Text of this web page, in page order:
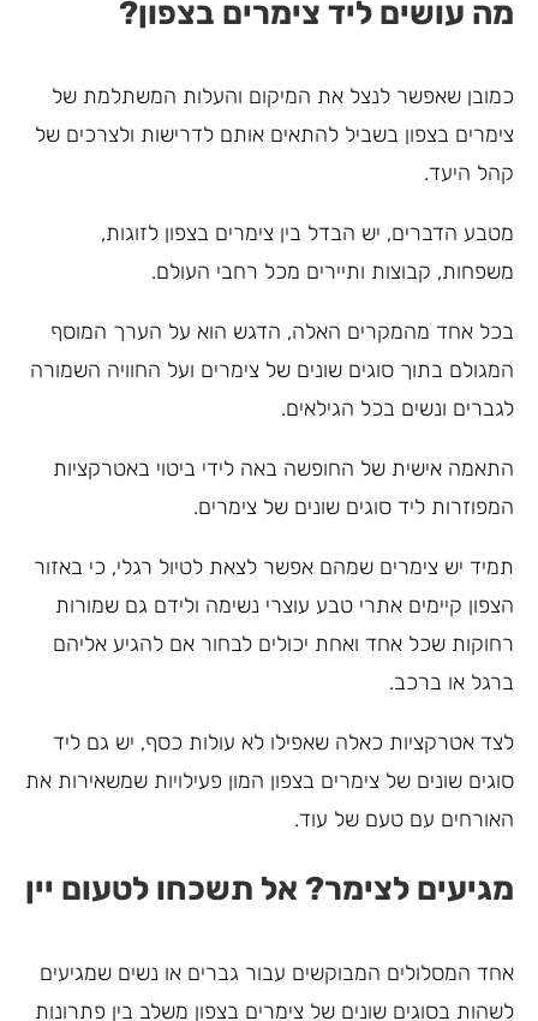
מה עושים ליד צימרים בצפון?
כמובן שאפשר לנצל את המיקום והעלות המשתלמת של
צימרים בצפון בשביל להתאים אותם לדרישות ולצרכים של
קהל היעד.
מטבע הדברים, יש הבדל בין צימרים בצפון לזוגות,
משפחות, קבוצות ותיירים מכל רחבי העולם.
בכל אחד מהמקרים האלה, הדגש הוא על הערך המוסף
המגולם בתוך סוגים שונים של צימרים ועל החוויה השמורה
לגברים ונשים בכל הגילאים.
התאמה אישית של החופשה באה לידי ביטוי באטרקציות
המפוזרות ליד סוגים שונים של צימרים.
תמיד יש צימרים שמהם אפשר לצאת לטיול רגלי, כי באזור
הצפון קיימים אתרי טבע עוצרי נשימה ולידם גם שמורות
רחוקות שכל אחד ואחת יכולים לבחור אם להגיע אליהם
ברגל או ברכב.
לצד אטרקציות כאלה שאפילו לא עולות כסף, יש גם ליד
סוגים שונים של צימרים בצפון המון פעילויות שמשאירות את
האורחים עם טעם של עוד.
מגיעים לצימר? אל תשכחו לטעום יין
אחד המסלולים המבוקשים עבור גברים או נשים שמגיעים
לשהות בסוגים שונים של צימרים בצפון משלב בין פתרונות